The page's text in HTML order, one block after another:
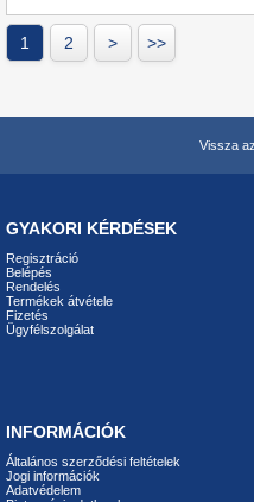
1 2 > >>
Vissza
GYAKORI KÉRDÉSEK
Regisztráció
Belépés
Rendelés
Termékek átvétele
Fizetés
Ügyfélszolgálat
INFORMÁCIÓK
Általános szerződési feltételek
Jogi információk
Adatvédelem